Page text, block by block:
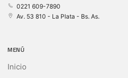
0221 609-7890
Av. 53 810 - La Plata - Bs. As.
MENÚ
Inicio